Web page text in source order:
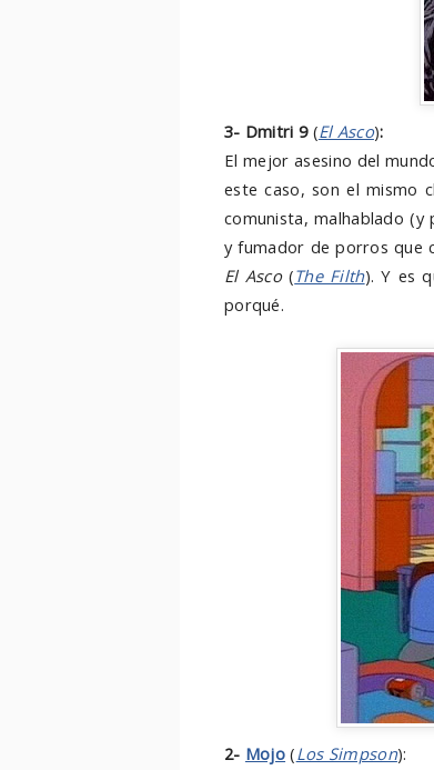
3- Dmitri 9(El Asco):
El mejor asesino del
este caso, son el mismo
comunista, malhablado
y fumador de porros que
El Asco(The Filth). Y es
porqué.
2- Mojo (Los Simpson):